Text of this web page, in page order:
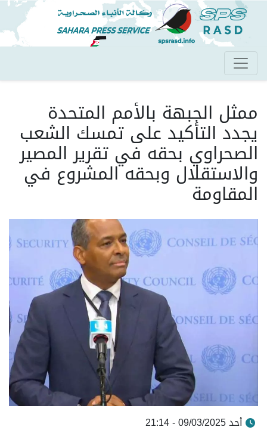
تجاوز
إلى
المحتوى
الرئيسي
ممثل الجبهة بالأمم المتحدة
يجدد التأكيد على تمسك الشعب
الصحراوي بحقه في تقرير المصير
والاستقلال وبحقه المشروع في
المقاومة
أحد 09/03/2025 - 21:14